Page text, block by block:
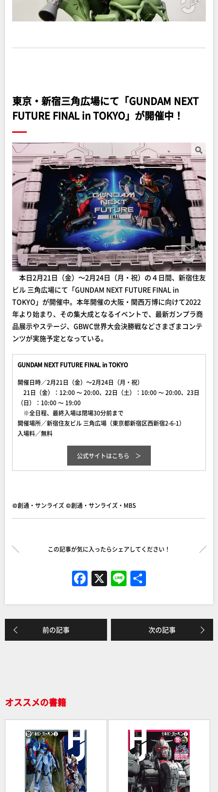
東京・新宿三角広場にて「GUNDAM NEXT
FUTURE FINAL in TOKYO」が開催中！
本日2月21日（金）～2月24日（月・祝）の４日間、新宿住友
ビル 三角広場にて「GUNDAM NEXT FUTURE FINAL in
TOKYO」が開催中。本年開催の大阪・関西万博に向けて2022
年より始まり、その集大成となるイベントで、最新ガンプラ商
品展示やステージ、GBWC世界大会決勝戦などさまざまコンテ
ンツが実施予定となっている。
GUNDAM NEXT FUTURE FINAL in TOKYO
開催日時／2月21日（金）～2月24日（月・祝）
21日（金）：12:00 〜 20:00、22日（土）：10:00 〜 20:00、23日
（日）：10:00 〜 19:00
※全日程、最終入場は閉場30分前まで
開催場所／新宿住友ビル 三角広場（東京都新宿区西新宿2-6-1）
入場料／無料
公式サイトはこちら
©創通・サンライズ ©創通・サンライズ・MBS
この記事が気に入ったらシェアしてください！
F
a
c
e
b
X Li
n
e
前の記事 次の記事
オススメの書籍